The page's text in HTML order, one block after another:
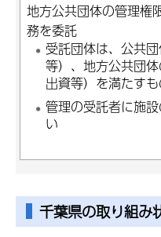
地方公共団体の管理権
務を委託
受託団体は、公共
等）、地方公共団
出資等）を満たす
管理の受託者に施
い
千葉県の取り組み